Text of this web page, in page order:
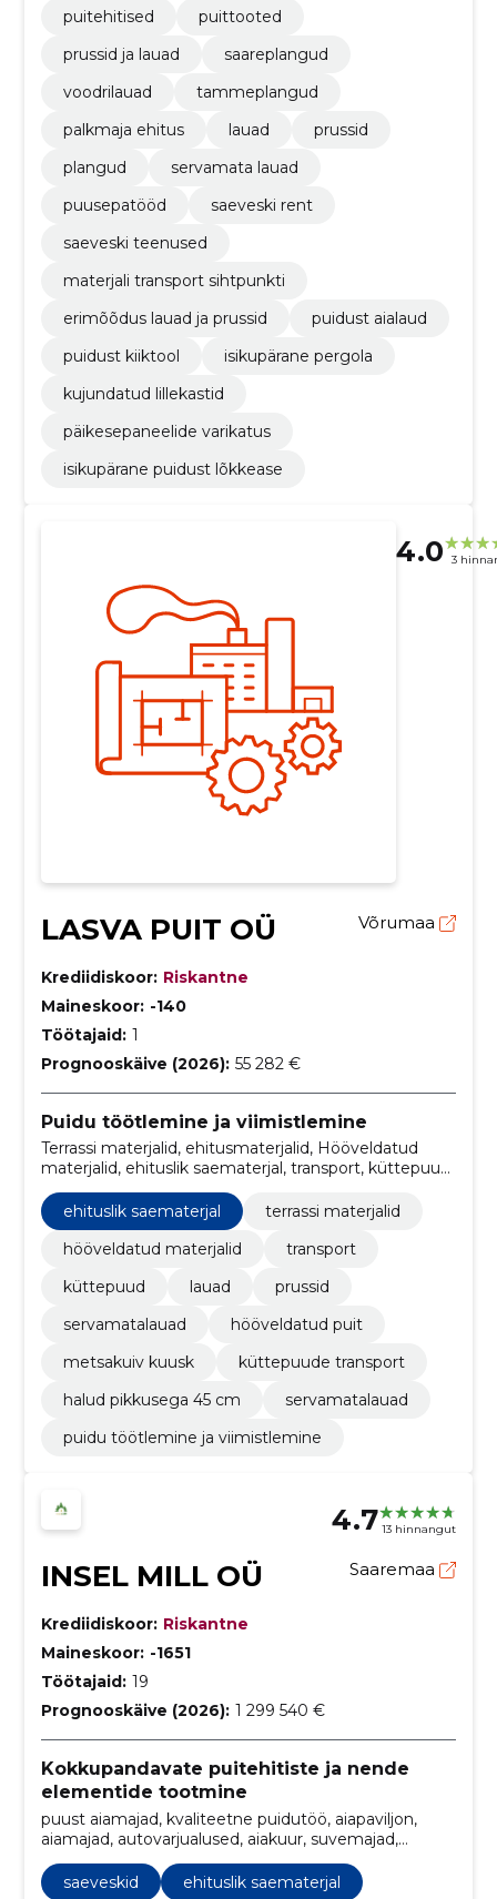
puitehitised
puittooted
prussid ja lauad
saareplangud
voodrilauad
tammeplangud
palkmaja ehitus
lauad
prussid
plangud
servamata lauad
puusepatööd
saeveski rent
saeveski teenused
materjali transport sihtpunkti
erimõõdus lauad ja prussid
puidust aialaud
puidust kiiktool
isikupärane pergola
kujundatud lillekastid
päikesepaneelide varikatus
isikupärane puidust lõkkease
4.0 3
LASVA PUIT OÜ Võrumaa
Krediidiskoor: Riskantne
Maineskoor: -140
Töötajaid: 1
Prognooskäive (2026): 55 282 €
Puidu töötlemine ja viimistlemine
Terrassi materjalid, ehitusmaterjalid, Hööveldatud
materjalid, ehituslik saematerjal, transport, küttepuud,
lauad, Prussid, servamatalauad, hööveldatud puit
ehituslik saematerjal
terrassi materjalid
hööveldatud materjalid
transport
küttepuud
lauad
prussid
servamatalauad
hööveldatud puit
metsakuiv kuusk
küttepuude transport
halud pikkusega 45 cm
servamatalauad
puidu töötlemine ja viimistlemine
4.7 13 hinnangut
INSEL MILL OÜ Saaremaa
Krediidiskoor: Riskantne
Maineskoor: -1651
Töötajaid: 19
Prognooskäive (2026): 1 299 540 €
Kokkupandavate puitehitiste ja nende
elementide tootmine
puust aiamajad, kvaliteetne puidutöö, aiapaviljon,
aiamajad, autovarjualused, aiakuur, suvemajad,
puitmajad, puitmajade tootmine, aiamajade tootmine
saeveskid
ehituslik saematerjal